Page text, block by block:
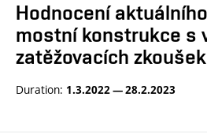
Hodnocení
mostní konstrukce s
zatěžovacích zkoušek
Duration: 1.3.2022 — 28.2.2023